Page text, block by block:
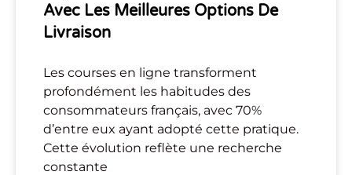
Avec Les Meilleures Options De
Livraison
Les courses en ligne transforment
profondément les habitudes des
consommateurs français, avec 70%
d’entre eux ayant adopté cette pratique.
Cette évolution reflète une recherche
constante